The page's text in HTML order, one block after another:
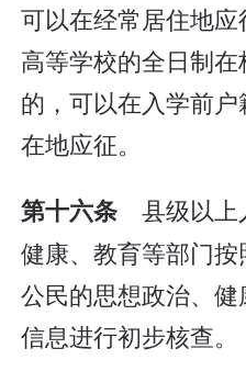
可以在经常居住地
高等学校的全日制
的，可以在入学前
在地应征。
第十六条 县级以上
健康、教育等部门
公民的思想政治、
信息进行初步核查。